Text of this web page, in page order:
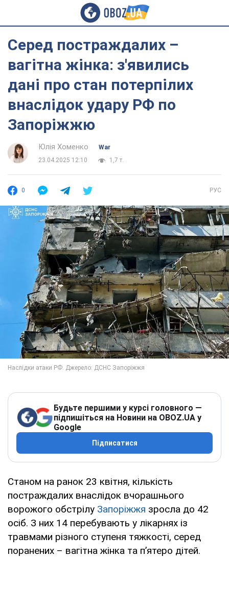
Серед постраждалих –
вагітна жінка: з'явились
дані про стан потерпілих
внаслідок удару РФ по
Запоріжжю
Юлія Хоменко
War
23.04.2025 12:10
1,7 т.
0 РУС
Будьте першими у курсі головного —
підпишіться на Новини на OBOZ.UA у
Google
Підписатися
Станом на ранок 23 квітня, кількість
постраждалих внаслідок вчорашнього
ворожого обстрілу Запоріжжя зросла до 42
осіб. З них 14 перебувають у лікарнях із
травмами різного ступеня тяжкості, серед
поранених – вагітна жінка та п’ятеро дітей.